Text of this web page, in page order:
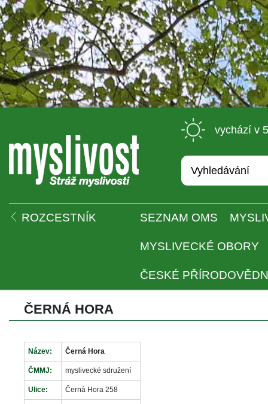
vychází v
ROZCESTNÍK SEZNAM OMS
MYSLIVECKÉ OBORY
ČESKÉ
ČERNÁ HORA
Název: Černá Hora
ČMMJ: myslivecké sdružení
Ulice: Černá Hora 258